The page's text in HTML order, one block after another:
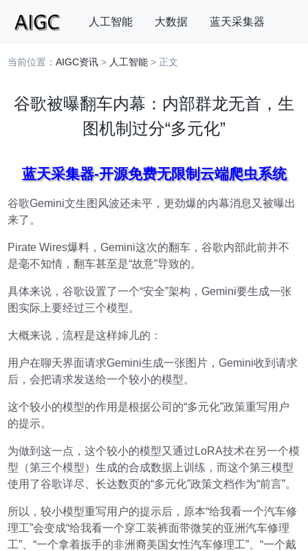
人工智能 大数据 蓝天采集器
搜索
当前位置：AIGC资讯 > 人工智能 > 正文
谷歌被曝翻车内幕：内部群龙无首，生
图机制过分“多元化”
蓝天采集器-开源免费无限制云端爬虫系统
谷歌Gemini文生图风波还未平，更劲爆的内幕消息又被曝出
来了。
Pirate Wires爆料，Gemini这次的翻车，谷歌内部此前并不
是毫不知情，翻车甚至是“故意”导致的。
具体来说，谷歌设置了一个“安全”架构，Gemini要生成一张
图实际上要经过三个模型。
大概来说，流程是这样婶儿的：
用户在聊天界面请求Gemini生成一张图片，Gemini收到请求
后，会把请求发送给一个较小的模型。
这个较小的模型的作用是根据公司的“多元化”政策重写用户
的提示。
为做到这一点，这个较小的模型又通过LoRA技术在另一个模
型（第三个模型）生成的合成数据上训练，而这个第三模型
使用了谷歌详尽、长达数页的“多元化”政策文档作为“前言”。
所以，较小模型重写用户的提示后，原本“给我看一个汽车修
理工”会变成“给我看一个穿工装裤面带微笑的亚洲汽车修理
工”、“一个拿着扳手的非洲裔美国女性汽车修理工”、“一个戴